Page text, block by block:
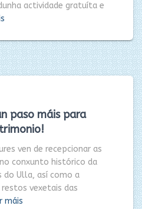
actividade gratuíta e
paso máis para
ven de recepcionar as
conxunto histórico da
do Ulla, así como a
vexetais das
máis